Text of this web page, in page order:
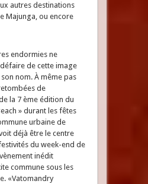
autres destinations
Majunga, ou encore
endormies ne
défaire de cette image
nom. À même pas
de
la 7 ème édition du
» durant les fêtes
urbaine de
déjà être le centre
du week-end de
inédit
commune sous les
«Vatomandry